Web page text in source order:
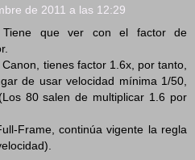
de 2011 a las 12:29
que ver con el factor de
tienes factor 1.6x, por tanto,
de usar velocidad mínima 1/50,
80 salen de multiplicar 1.6 por
Frame, continúa vigente la regla